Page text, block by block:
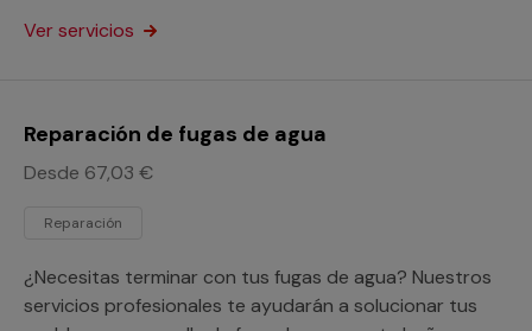
Ver servicios
Reparación de fugas de agua
Desde 67,03 €
Reparación
¿Necesitas terminar con tus fugas de agua? Nuestros
servicios profesionales te ayudarán a solucionar tus